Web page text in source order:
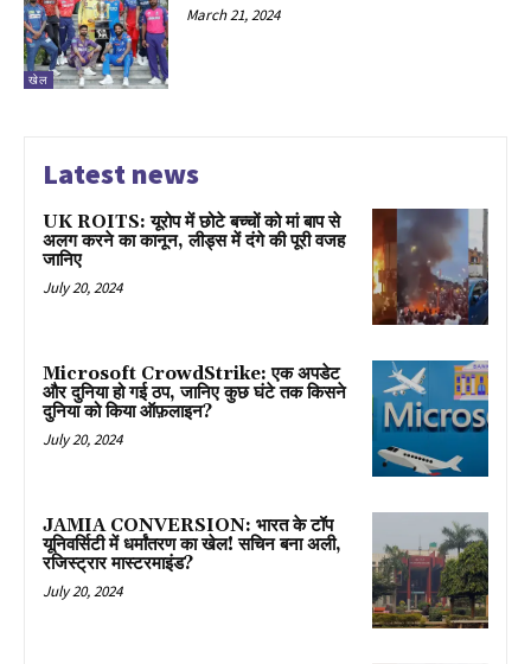
खेल
March 21, 2024
Latest news
UK ROITS: यूरोप में छोटे बच्चों को मां बाप से
अलग करने का कानून, लीड्स में दंगे की पूरी वजह
जानिए
July 20, 2024
Microsoft CrowdStrike: एक अपडेट
और दुनिया हो गई ठप, जानिए कुछ घंटे तक किसने
दुनिया को किया ऑफ़लाइन?
July 20, 2024
JAMIA CONVERSION: भारत के टॉप
यूनिवर्सिटी में धर्मांतरण का खेल! सचिन बना अली,
रजिस्ट्रार मास्टरमाइंड?
July 20, 2024